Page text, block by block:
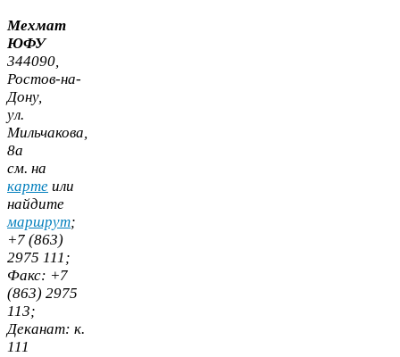
Мехмат
ЮФУ
344090,
Ростов-​на-​
Дону,
ул.
Мильчакова,
8а
cм. на
карте или
найдите
маршрут;
+7 (863)
2975 111;
Факс: +7
(863) 2975
113;
Деканат: к.
111